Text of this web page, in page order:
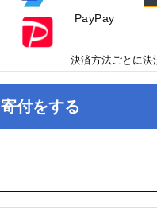
寄付をする
PayPay
決済方法ごとに決